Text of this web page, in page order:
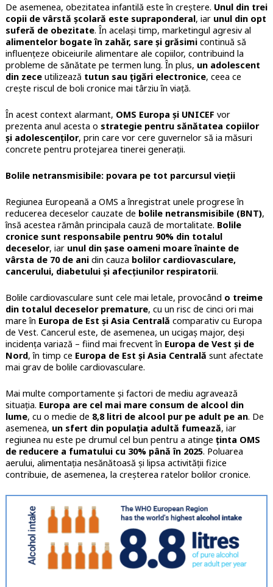
De asemenea, obezitatea infantilă este în creștere. Unul din trei
copii de vârstă școlară este supraponderal, iar unul din opt
suferă de obezitate. În același timp, marketingul agresiv al
alimentelor bogate în zahăr, sare și grăsimicontinuă să
influențeze obiceiurile alimentare ale copiilor, contribuind la
probleme de sănătate pe termen lung. În plus, un adolescent
din zeceutilizează tutun sau țigări electronice, ceea ce
crește riscul de boli cronice mai târziu în viață.
În acest context alarmant, OMS Europa și UNICEF vor
prezenta anul acesta o strategie pentru sănătatea copiilor
și adolescenților, prin care vor cere guvernelor să ia măsuri
concrete pentru protejarea tinerei generații.
Bolile netransmisibile: povara pe tot parcursul vieții
Regiunea Europeană a OMS a înregistrat unele progrese în
reducerea deceselor cauzate de bolile netransmisibile (BNT),
însă acestea rămân principala cauză de mortalitate. Bolile
cronice sunt responsabile pentru 90% din totalul
deceselor, iar unul din șase oameni moare înainte de
vârsta de 70 de anidin cauza bolilor cardiovasculare,
cancerului, diabetului și afecțiunilor respiratorii.
Bolile cardiovasculare sunt cele mai letale, provocând o treime
din totalul deceselor premature, cu un risc de cinci ori mai
mare în Europa de Est și Asia Centrală comparativ cu Europa
de Vest. Cancerul este, de asemenea, un ucigaș major, deși
incidența variază – fiind mai frecvent în Europa de Vest și de
Nord, în timp ce Europa de Est și Asia Centrală sunt afectate
mai grav de bolile cardiovasculare.
Mai multe comportamente și factori de mediu agravează
situația. Europa are cel mai mare consum de alcool din
lume, cu o medie de 8,8 litri de alcool pur pe adult pe an. De
asemenea, un sfert din populația adultă fumează, iar
regiunea nu este pe drumul cel bun pentru a atinge ținta OMS
de reducere a fumatului cu 30% până în 2025. Poluarea
aerului, alimentația nesănătoasă și lipsa activității fizice
contribuie, de asemenea, la creșterea ratelor bolilor cronice.